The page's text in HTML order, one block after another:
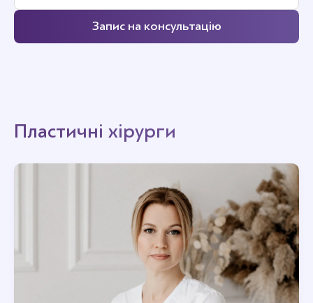
Запис на консультацію
Пластичні хірурги